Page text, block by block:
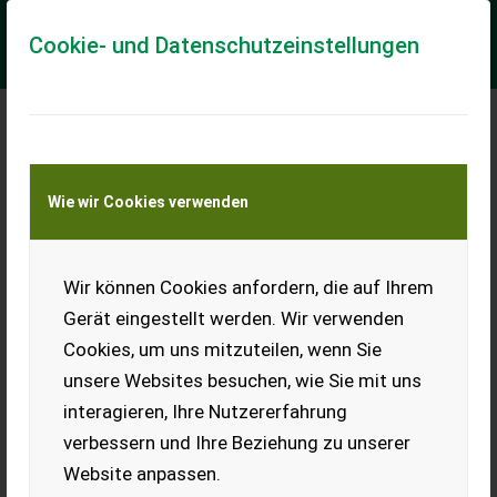
Cookie- und Datenschutzeinstellungen
Wie wir Cookies verwenden
Wir können Cookies anfordern, die auf Ihrem
Gerät eingestellt werden. Wir verwenden
Cookies, um uns mitzuteilen, wenn Sie
unsere Websites besuchen, wie Sie mit uns
interagieren, Ihre Nutzererfahrung
verbessern und Ihre Beziehung zu unserer
Website anpassen.
Meine Transportkostenanfrage
Transport von Land- und Baumaschinen –
KEINE Tiertransporte
Sonstige L538-11067451-Rexroth LT17MFEA-
== Více podrobnosti (CZ) == Typ: Díl interiéru Díl vhodný pro:
Oblast působnosti konstrukce DPH/marže: Odpočet DPH pro
podnikatele == Weitere Inf...
EUR 0